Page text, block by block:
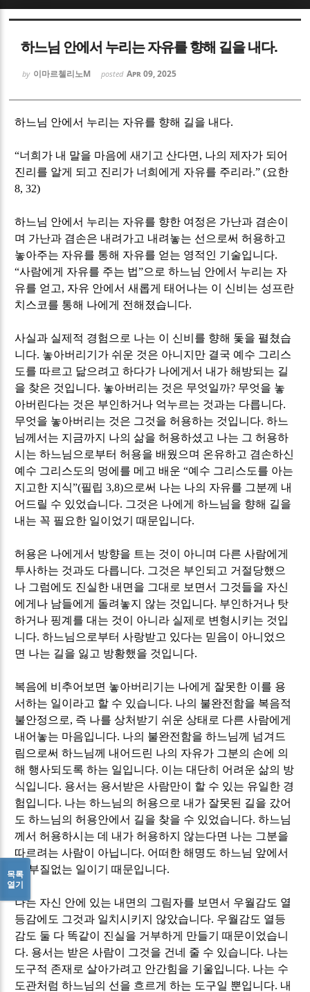
하느님 안에서 누리는 자유를 향해 길을 내다.
by 이마르첼리노M posted Apr 09, 2025
하느님 안에서 누리는 자유를 향해 길을 내다.
“너희가 내 말을 마음에 새기고 산다면 , 나의 제자가 되어
진리를 알게 되고 진리가 너희에게 자유를 주리라.” (요한
8, 32)
하느님 안에서 누리는 자유를 향한 여정은 가난과 겸손이
며 가난과 겸손은 내려가고 내려놓는 선으로써 허용하고
놓아주는 자유를 통해 자유를 얻는 영적인 기술입니다.
“사람에게 자유를 주는 법”으로 하느님 안에서 누리는 자
유를 얻고, 자유 안에서 새롭게 태어나는 이 신비는 성프란
치스코를 통해 나에게 전해졌습니다.
사실과 실제적 경험으로 나는 이 신비를 향해 돛을 펼쳤습
니다. 놓아버리기가 쉬운 것은 아니지만 결국 예수 그리스
도를 따르고 닮으려고 하다가 나에게서 내가 해방되는 길
을 찾은 것입니다. 놓아버리는 것은 무엇일까? 무엇을 놓
아버린다는 것은 부인하거나 억누르는 것과는 다릅니다.
무엇을 놓아버리는 것은 그것을 허용하는 것입니다.하느
님께서는 지금까지 나의 삶을 허용하셨고 나는 그 허용하
시는 하느님으로부터 허용을 배웠으며 온유하고 겸손하신
예수 그리스도의 멍에를 메고 배운“예수 그리스도를 아는
지고한 지식”(필립3,8)으로써 나는 나의 자유를 그분께 내
어드릴 수 있었습니다. 그것은 나에게 하느님을 향해 길을
내는 꼭 필요한 일이었기 때문입니다.
허용은 나에게서 방향을 트는 것이 아니며 다른 사람에게
투사하는 것과도 다릅니다. 그것은 부인되고 거절당했으
나 그럼에도 진실한 내면을 그대로 보면서 그것들을 자신
에게나 남들에게 돌려놓지 않는 것입니다. 부인하거나 탓
하거나 핑계를 대는 것이 아니라 실제로 변형시키는 것입
니다.하느님으로부터 사랑받고 있다는 믿음이 아니었으
면 나는 길을 잃고 방황했을 것입니다.
복음에 비추어보면 놓아버리기는 나에게 잘못한 이를 용
서하는 일이라고 할 수 있습니다. 나의 불완전함을 복음적
불안정으로, 즉 나를 상처받기 쉬운 상태로 다른 사람에게
내어놓는 마음입니다. 나의 불완전함을 하느님께 넘겨드
림으로써 하느님께 내어드린 나의 자유가 그분의 손에 의
해 행사되도록 하는 일입니다. 이는 대단히 어려운 삶의 방
식입니다. 용서는 용서받은 사람만이 할 수 있는 유일한 경
험입니다. 나는 하느님의 허용으로 내가 잘못된 길을 갔어
도 하느님의 허용안에서 길을 찾을 수 있었습니다.하느님
께서 허용하시는 데 내가 허용하지 않는다면 나는 그분을
따르려는 사람이 아닙니다. 어떠한 해명도 하느님 앞에서
는 부질없는 일이기 때문입니다.
나는 자신 안에 있는 내면의 그림자를 보면서 우월감도 열
등감에도 그것과 일치시키지 않았습니다. 우월감도 열등
감도 둘 다 똑같이 진실을 거부하게 만들기 때문이었습니
다. 용서는 받은 사람이 그것을 건네 줄 수 있습니다. 나는
도구적 존재로 살아가려고 안간힘을 기울입니다. 나는 수
도관처럼 하느님의 선을 흐르게 하는 도구일 뿐입니다. 내
목록
열기
Sketchbook5, 스케치북5
Sketchbook5, 스케치북5
Sketchbook5, 스케치북5
Sketchbook5, 스케치북5